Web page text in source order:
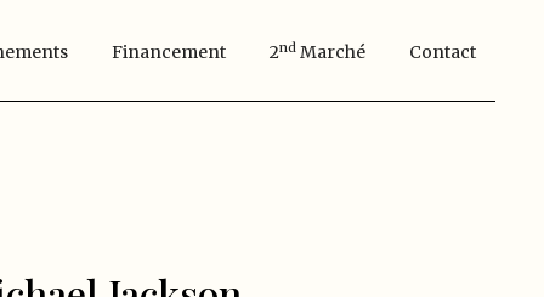
Financement 2Nd Marché Contact